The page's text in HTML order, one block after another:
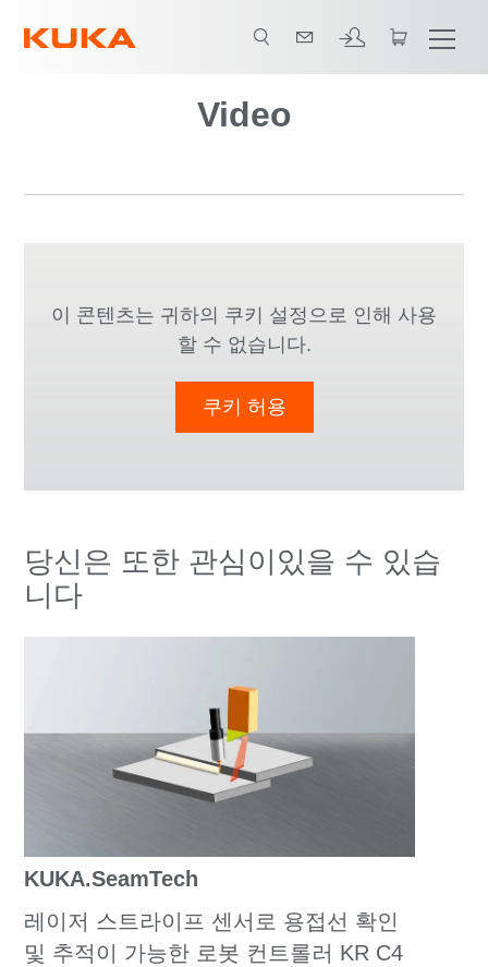
Video
이 콘텐츠는 귀하의 쿠키 설정으로 인해 사용
할 수 없습니다.
쿠키 허용
당신은 또한 관심이있을 수 있습
니다
KUKA.SeamTech
레이저 스트라이프 센서로 용접선 확인
및 추적이 가능한 로봇 컨트롤러 KR C4